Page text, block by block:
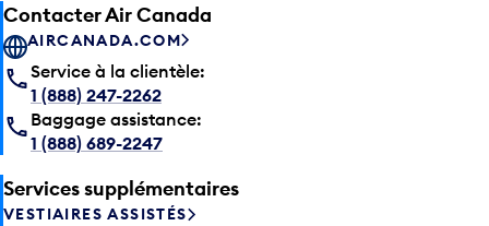
Contacter Air Canada
AIRCANADA.COM
Service à la clientèle:
1 (888) 247-2262
Baggage assistance:
1 (888) 689-2247
Services supplémentaires
VESTIAIRES ASSISTÉS